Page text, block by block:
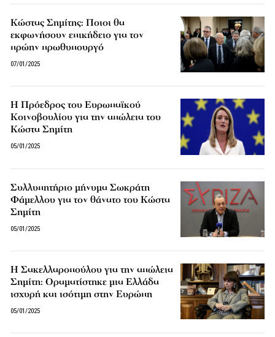
Κώστας Σημίτης: Ποιοι θα
εκφωνήσουν επικήδειο για τον
πρώην πρωθυπουργό
07/01/2025
Η Πρόεδρος του Ευρωπαϊκού
Κοινοβουλίου για την απώλεια του
Κώστα Σημίτη
05/01/2025
Συλλυπητήριο μήνυμα Σωκράτη
Φάμελλου για τον θάνατο του Κώστα
Σημίτη
05/01/2025
Η Σακελλαροπούλου για την απώλεια
Σημίτη: Οραματίστηκε μια Ελλάδα
ισχυρή και ισότιμη στην Ευρώπη
05/01/2025